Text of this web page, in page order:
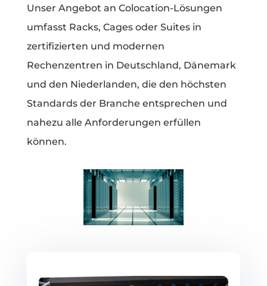
Unser Angebot an Colocation-Lösungen
umfasst Racks, Cages oder Suites in
zertifizierten und modernen
Rechenzentren in Deutschland, Dänemark
und den Niederlanden, die den höchsten
Standards der Branche entsprechen und
nahezu alle Anforderungen erfüllen
können.